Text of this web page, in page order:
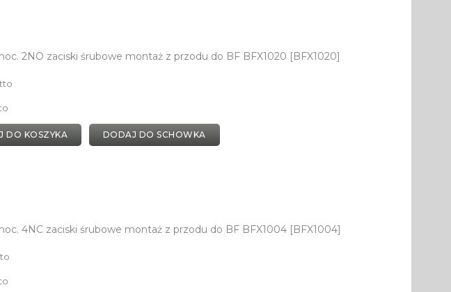
2NO zaciski śrubowe montaż z przodu do BF BFX1020 [BFX1020]
DO KOSZYKA DODAJ DO SCHOWKA
4NC zaciski śrubowe montaż z przodu do BF BFX1004 [BFX1004]